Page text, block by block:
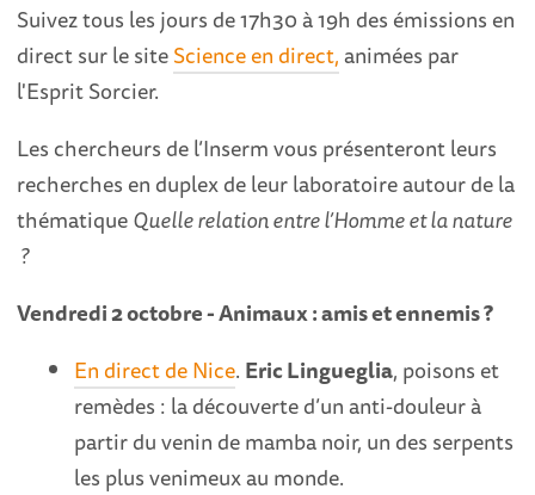
Suivez tous les jours de 17h30 à 19h des émissions en
direct sur le siteScience en direct,animées par
l'Esprit Sorcier.
Les chercheurs de l’Inserm vous présenteront leurs
recherches en duplex de leur laboratoire autour de la
thématiqueQuelle relation entre l’Homme et la nature
?
Vendredi 2 octobre - Animaux : amis et ennemis ?
En direct de Nice. Eric Lingueglia, poisons et
remèdes : la découverte d’un anti-douleur à
partir du venin de mamba noir, un des serpents
les plus venimeux au monde.